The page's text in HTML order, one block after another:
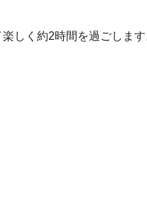
しく約2時間を過ごします